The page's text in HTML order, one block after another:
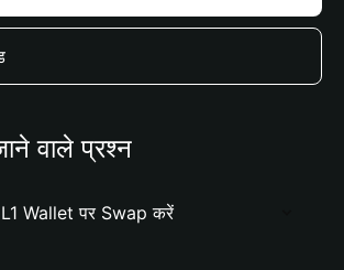
वाले प्रश्न
Wallet पर Swap करें